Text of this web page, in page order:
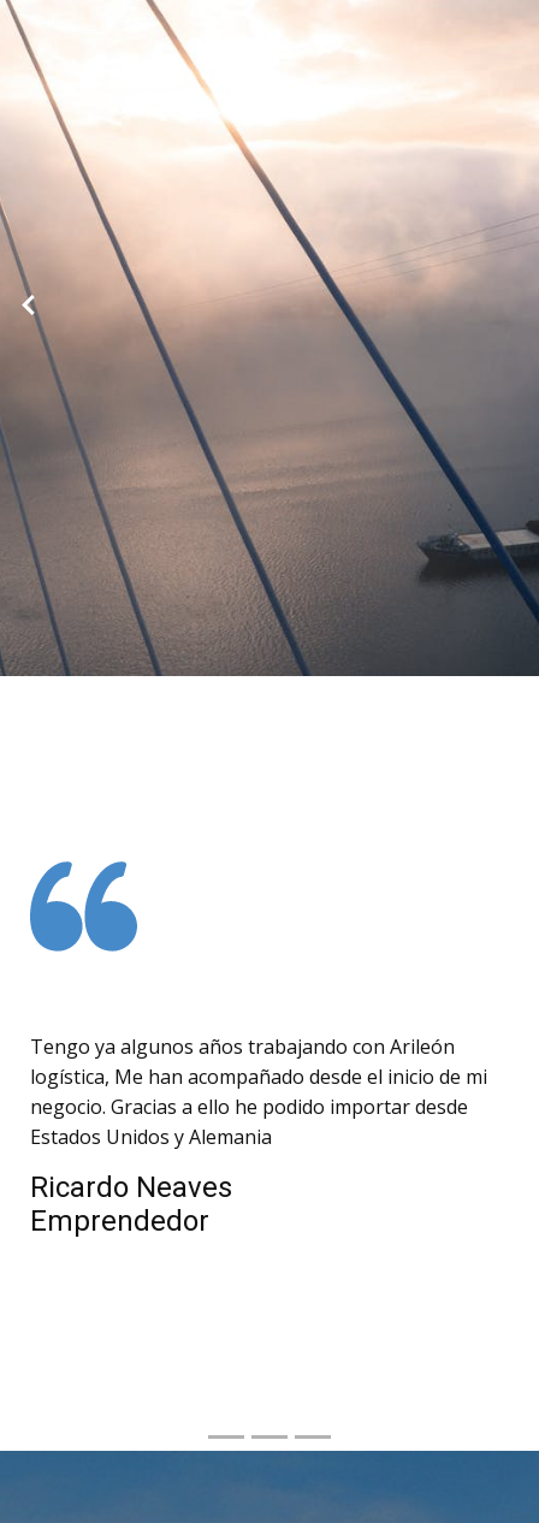
Tengo ya algunos años trabajando con Arileón
logística, Me han acompañado desde el inicio de mi
negocio. Gracias a ello he podido importar desde
Estados Unidos y Alemania
Ricardo Neaves
Emprendedor